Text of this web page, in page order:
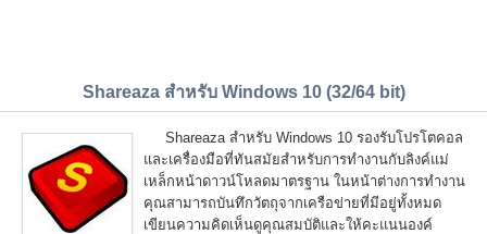
Shareaza สำหรับ Windows 10 (32/64 bit)
Shareaza สำหรับ Windows 10 รองรับโปรโตคอล
และเครื่องมือที่ทันสมัยสำหรับการทำงานกับลิงค์แม่
เหล็กหน้าดาวน์โหลดมาตรฐาน ในหน้าต่างการทำงาน
คุณสามารถบันทึกวัตถุจากเครือข่ายที่มีอยู่ทั้งหมด
เขียนความคิดเห็นดูคุณสมบัติและให้คะแนนองค์